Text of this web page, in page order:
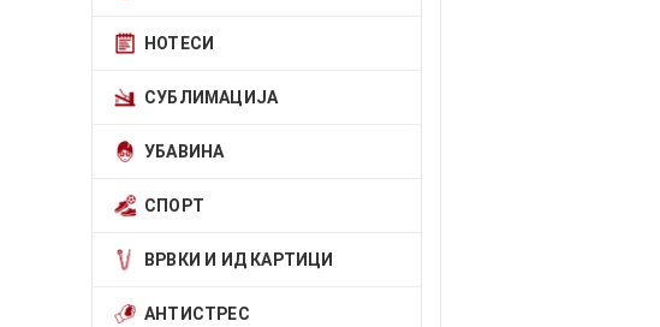
НОТЕСИ
СУБЛИМАЦИЈА
УБАВИНА
СПОРТ
ВРВКИ И ИД КАРТИЦИ
АНТИСТРЕС